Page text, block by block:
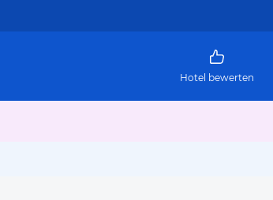
Hotel bewerten